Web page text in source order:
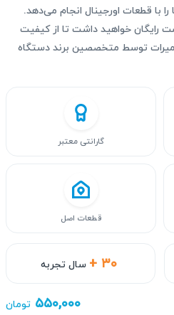
با قطعات اورجینال انجام می‌دهد.
خواهید داشت تا از کیفیت
توسط متخصصین برند دستگاه
+ ۳۰ سال تجربه
گارانتی معتبر
قطعات اصل
۵۵۰,۰۰۰ تومان